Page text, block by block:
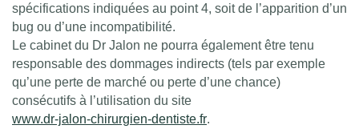
spécifications indiquées au point 4, soit de l’apparition d’un
bug ou d’une incompatibilité.
Le cabinet du Dr Jalon ne pourra également être tenu
responsable des dommages indirects (tels par exemple
qu’une perte de marché ou perte d’une chance)
consécutifs à l’utilisation du site
www.dr-jalon-chirurgien-dentiste.fr.